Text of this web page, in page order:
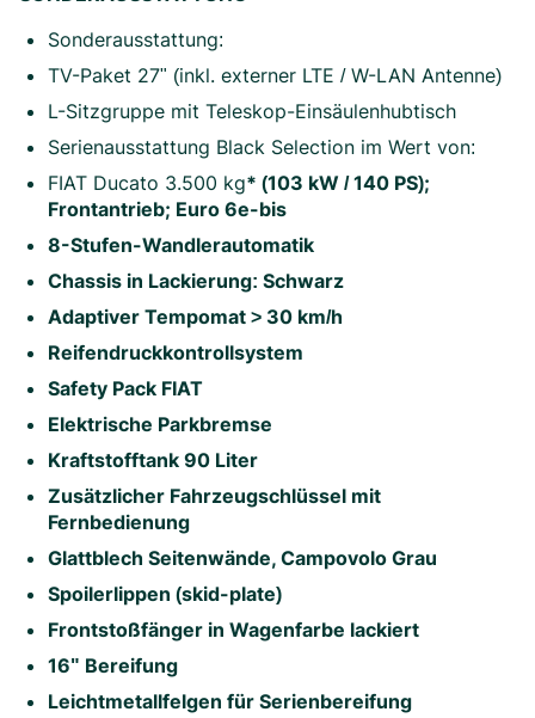
Sonderausstattung:
TV-Paket 27" (inkl. externer LTE / W-LAN Antenne)
L-Sitzgruppe mit Teleskop-Einsäulenhubtisch
Serienausstattung Black Selection im Wert von:
FIAT Ducato 3.500 kg* (103 kW / 140 PS);
Frontantrieb; Euro 6e-bis
8-Stufen-Wandlerautomatik
Chassis in Lackierung: Schwarz
Adaptiver Tempomat > 30 km/h
Reifendruckkontrollsystem
Safety Pack FIAT
Elektrische Parkbremse
Kraftstofftank 90 Liter
Zusätzlicher Fahrzeugschlüssel mit
Fernbedienung
Glattblech Seitenwände, Campovolo Grau
Spoilerlippen (skid-plate)
Frontstoßfänger in Wagenfarbe lackiert
16" Bereifung
Leichtmetallfelgen für Serienbereifung